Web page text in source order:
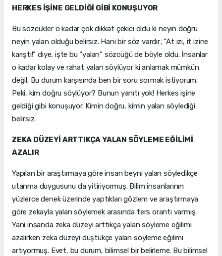
HERKES İŞİNE GELDİĞİ GİBİ KONUŞUYOR
Bu sözcükler o kadar çok dikkat çekici oldu ki neyin doğru
neyin yalan olduğu belirsiz. Hani bir söz vardır; “At izi, it izine
karıştı!” diye, işte bu “yalan” sözcüğü de böyle oldu. İnsanlar
o kadar kolay ve rahat yalan söylüyor ki anlamak mümkün
değil. Bu durum karşısında ben bir soru sormak istiyorum.
Peki, kim doğru söylüyor? Bunun yanıtı yok! Herkes işine
geldiği gibi konuşuyor. Kimin doğru, kimin yalan söylediği
belirsiz.
ZEKA DÜZEYİ ARTTIKÇA YALAN SÖYLEME EĞİLİMİ
AZALIR
Yapılan bir araştırmaya göre insan beyni yalan söyledikçe
utanma duygusunu da yitiriyormuş. Bilim insanlarının
yüzlerce denek üzerinde yaptıkları gözlem ve araştırmaya
göre zekayla yalan söylemek arasında ters orantı varmış.
Yani insanda zeka düzeyi arttıkça yalan söyleme eğilimi
azalırken zeka düzeyi düştükçe yalan söyleme eğilimi
artıyormuş. Evet, bu durum, bilimsel bir belirleme. Bu bilimsel